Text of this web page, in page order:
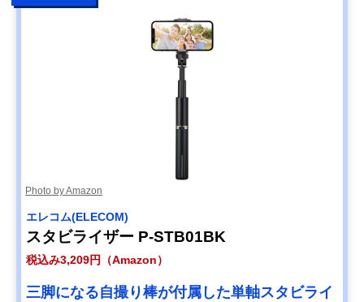
Photo by Amazon
エレコム(ELECOM)
スタビライザー P-STB01BK
税込み3,209円（Amazon）
三脚になる自撮り棒が付属した単軸スタビライ